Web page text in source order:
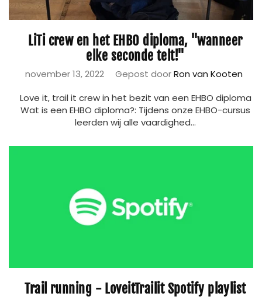
LiTi crew en het EHBO diploma, "wanneer
elke seconde telt!"
november 13, 2022 Gepost doorRon van Kooten
Love it, trail it crew in het bezit van een EHBO diploma
Wat is een EHBO diploma?: Tijdens onze EHBO-cursus
leerden wij alle vaardighed...
Trail running - LoveitTrailit Spotify playlist